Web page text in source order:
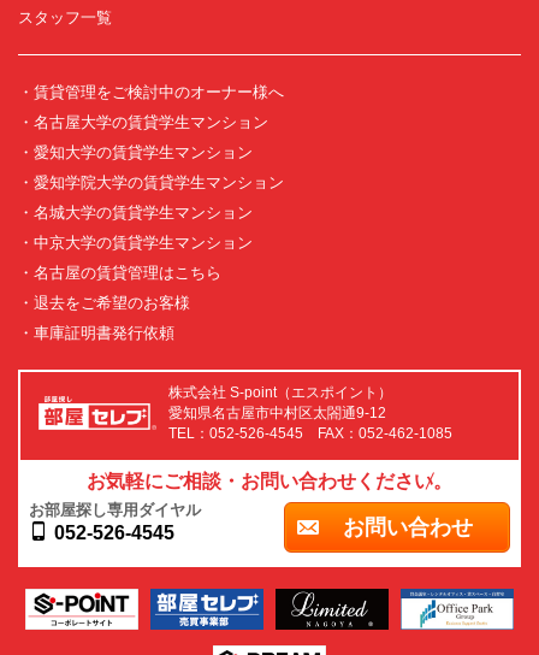
スタッフ一覧
・賃貸管理をご検討中のオーナー様へ
・名古屋大学の賃貸学生マンション
・愛知大学の賃貸学生マンション
・愛知学院大学の賃貸学生マンション
・名城大学の賃貸学生マンション
・中京大学の賃貸学生マンション
・名古屋の賃貸管理はこちら
・退去をご希望のお客様
・車庫証明書発行依頼
株式会社 S-point（エスポイント）
愛知県名古屋市中村区太閤通9-12
TEL：052-526-4545 FAX：052-462-1085
お気軽にご相談・お問い合わせください。
お部屋探し専用ダイヤル
052-526-4545 お問い合わせ